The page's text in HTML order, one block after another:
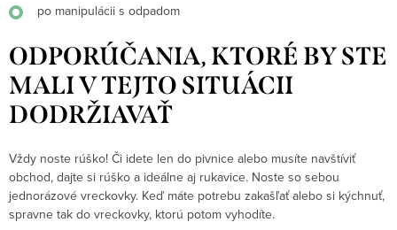
po manipulácii s odpadom
ODPORÚČANIA, KTORÉ BY STE
MALI V TEJTO SITUÁCII
DODRŽIAVAŤ
Vždy noste rúško! Či idete len do pivnice alebo musíte navštíviť
obchod, dajte si rúško a ideálne aj rukavice. Noste so sebou
jednorázové vreckovky. Keď máte potrebu zakašľať alebo si kýchnuť,
spravne tak do vreckovky, ktorú potom vyhodíte.